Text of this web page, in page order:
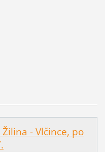
- Vlčince, po